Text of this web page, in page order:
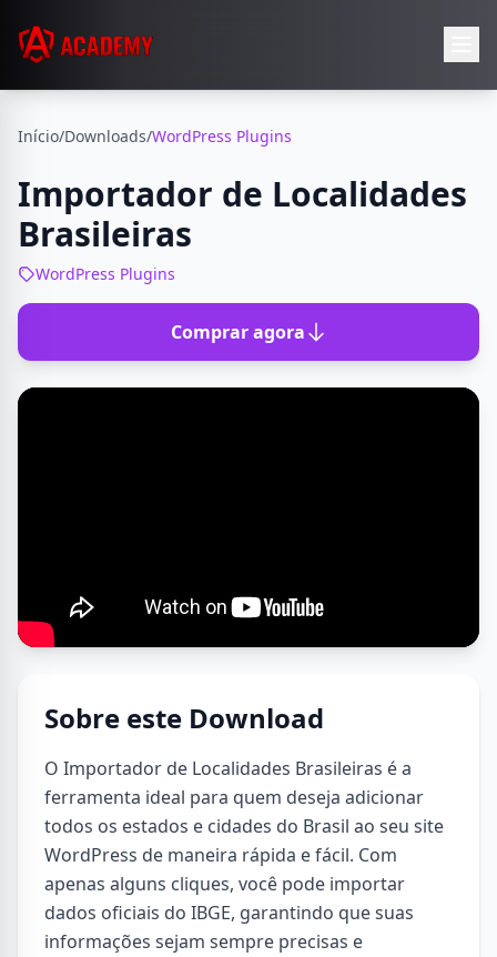
Início/Downloads/WordPress Plugins
Importador de Localidades
Brasileiras
WordPress Plugins
Comprar agora
Sobre este Download
O Importador de Localidades Brasileiras é a
ferramenta ideal para quem deseja adicionar
todos os estados e cidades do Brasil ao seu site
WordPress de maneira rápida e fácil. Com
apenas alguns cliques, você pode importar
dados oficiais do IBGE, garantindo que suas
informações sejam sempre precisas e